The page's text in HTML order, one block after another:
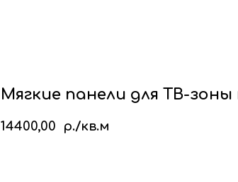
Мягкие панели для ТВ-зоны
14400,00 р./кв.м